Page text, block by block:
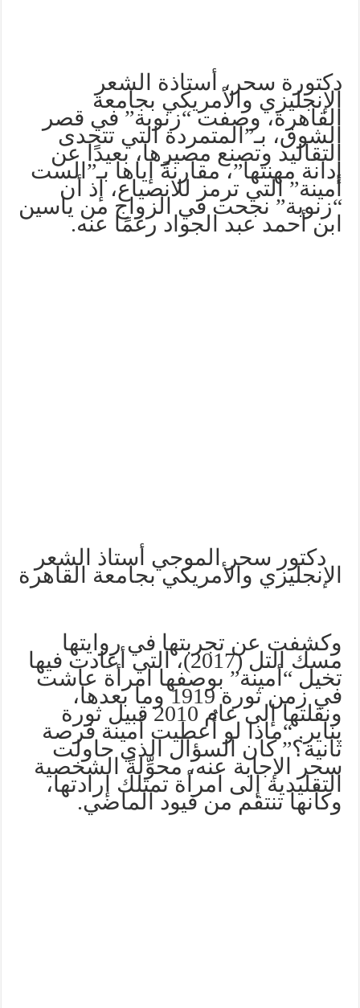
دكتورة سحر، أستاذة الشعر
الإنجليزي والأمريكي بجامعة
القاهرة، وصفت “زنوبة” في قصر
الشوق، بـ”المتمردة التي تتحدى
التقاليد وتصنع مصيرها، بعيدًا عن
إدانة مهنتها”، مقارنةً إياها بـ”الست
أمينة” التي ترمز للانصياع، إذ أن
“زنوبة” نجحت في الزواج من ياسين
ابن أحمد عبد الجواد رغمًا عنه.
دكتور سحر الموجي أستاذ الشعر
الإنجليزي والأمريكي بجامعة القاهرة
وكشفت عن تجربتها في روايتها
مسك التل (2017)، التي أعادت فيها
تخيل “أمينة” بوصفها امرأة عاشت
في زمن ثورة 1919 وما بعدها،
ونقلتها إلى عام 2010 قبيل ثورة
يناير. “ماذا لو أُعطيت أمينة فرصة
ثانية؟” كان السؤال الذي حاولت
سحر الإجابة عنه، محوِّلةً الشخصية
التقليدية إلى امرأة تمتلك إرادتها،
وكأنها تنتقم من قيود الماضي.